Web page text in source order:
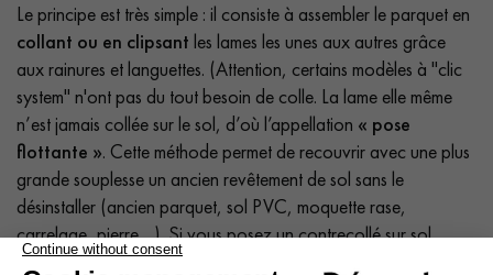
Le principe est très simple : il consiste à assembler le parquet en
collant ou en clipsant les lames les unes aux autres grâce
aux rainures et languettes. (Attention, certains modèles à "clic
system" n'ont pas du tout besoin de colle. La lame elle même
n’est jamais collée sur le sol, d’où l’appellation « pose
flottante ». Cette méthode permet de recouvrir avec une plus
grande souplesse un ancien revêtement de sol sans le
désinstaller (ancien parquet, sol PVC, moquette rase,
carrelage, pierre…). Si vous posez un contrecollé sur sol
chauffant (basse température), alors il faudra le coller en plein